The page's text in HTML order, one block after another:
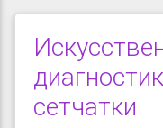
сетчатки